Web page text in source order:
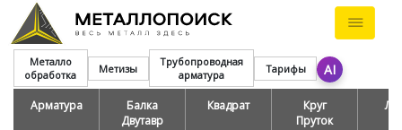
Металло
обработка
Метизы
Трубопроводная
арматура
Тарифы AI
Арматура
Балка
Двутавр
Квадрат
Круг
Пруток